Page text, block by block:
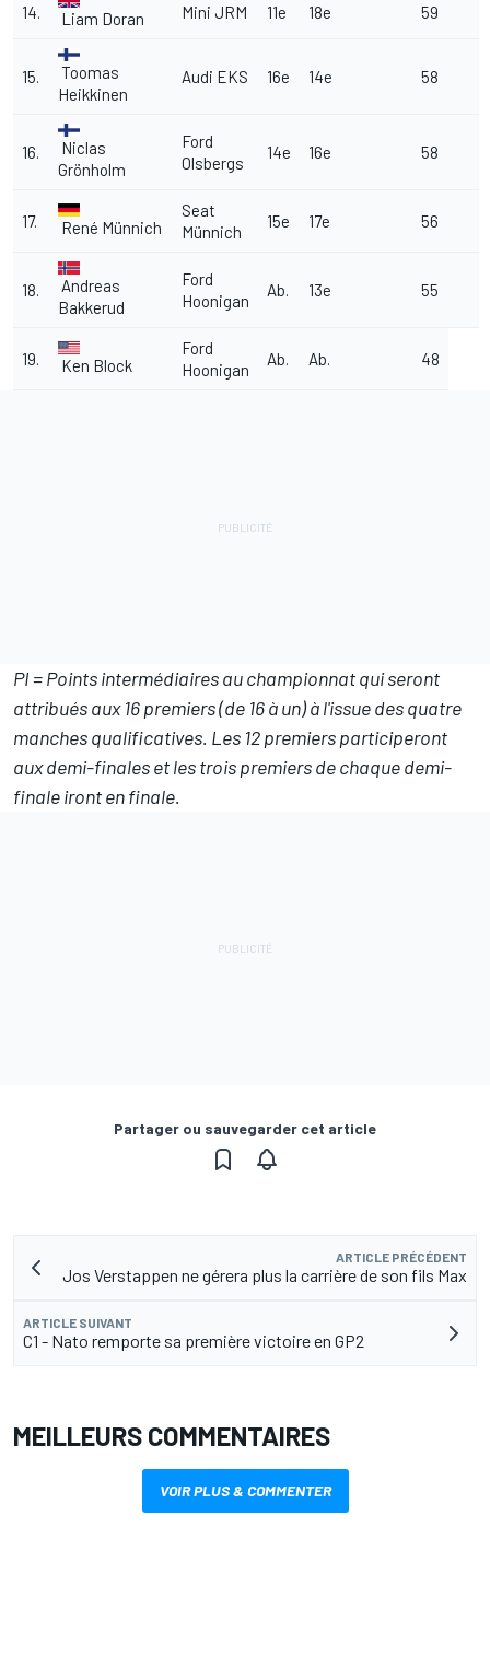
14. Liam Doran Mini JRM 11e 18e 59
15.
Toomas
Heikkinen
Audi EKS 16e 14e 58
16.
Niclas
Grönholm
Ford
Olsbergs
14e 16e 58
17. René Münnich
Seat
Münnich
15e 17e 56
18.
Andreas
Bakkerud
Ford
Hoonigan
Ab. 13e 55
19. Ken Block
Ford
Hoonigan
Ab. Ab. 48
PI = Points intermédiaires au championnat qui seront
attribués aux 16 premiers (de 16 à un) à l'issue des quatre
manches qualificatives. Les 12 premiers participeront
aux demi-finales et les trois premiers de chaque demi-
finale iront en finale.
Partager ou sauvegarder cet article
ARTICLE PRÉCÉDENT
Jos Verstappen ne gérera plus la carrière de son fils Max
ARTICLE SUIVANT
C1 - Nato remporte sa première victoire en GP2
MEILLEURS COMMENTAIRES
VOIR PLUS & COMMENTER